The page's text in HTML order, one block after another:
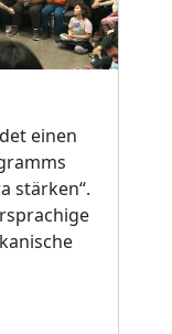
einen
stärken“.